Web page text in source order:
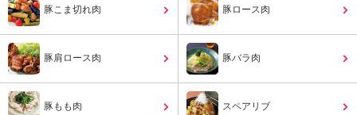
。
K
ュ
豚こま切れ肉 豚ロース肉
豚肩ロース肉 豚バラ肉
豚もも肉 スペアリブ